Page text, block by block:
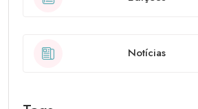
Notícias